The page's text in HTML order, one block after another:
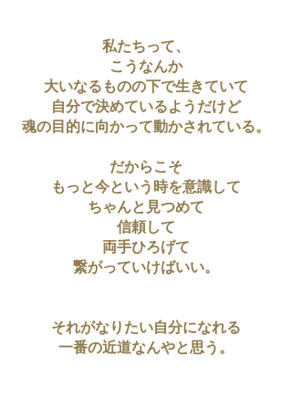
私たちって、
こうなんか
大いなるものの下で生きていて
自分で決めているようだけど
魂の目的に向かって動かされている。
だからこそ
もっと今という時を意識して
ちゃんと見つめて
信頼して
両手ひろげて
繋がっていけばいい。
それがなりたい自分になれる
一番の近道なんやと思う。